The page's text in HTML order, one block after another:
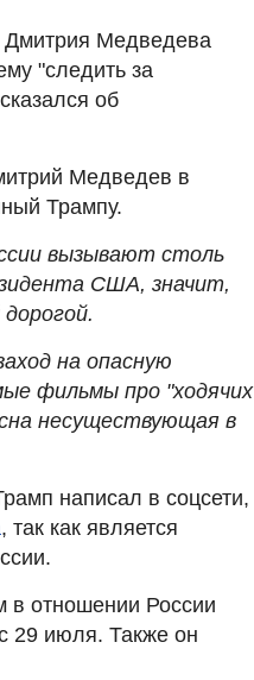
Дмитрия Медведева
"следить за
об
Медведев в
Трампу.
вызывают столь
США, значит,
на опасную
фильмы про "ходячих
несуществующая в
написал в соцсети,
, так как является
в отношении России
29 июля. Также он